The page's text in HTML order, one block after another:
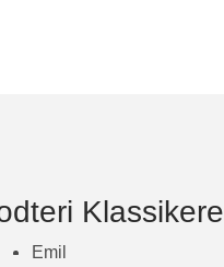
Klassikere
Emil